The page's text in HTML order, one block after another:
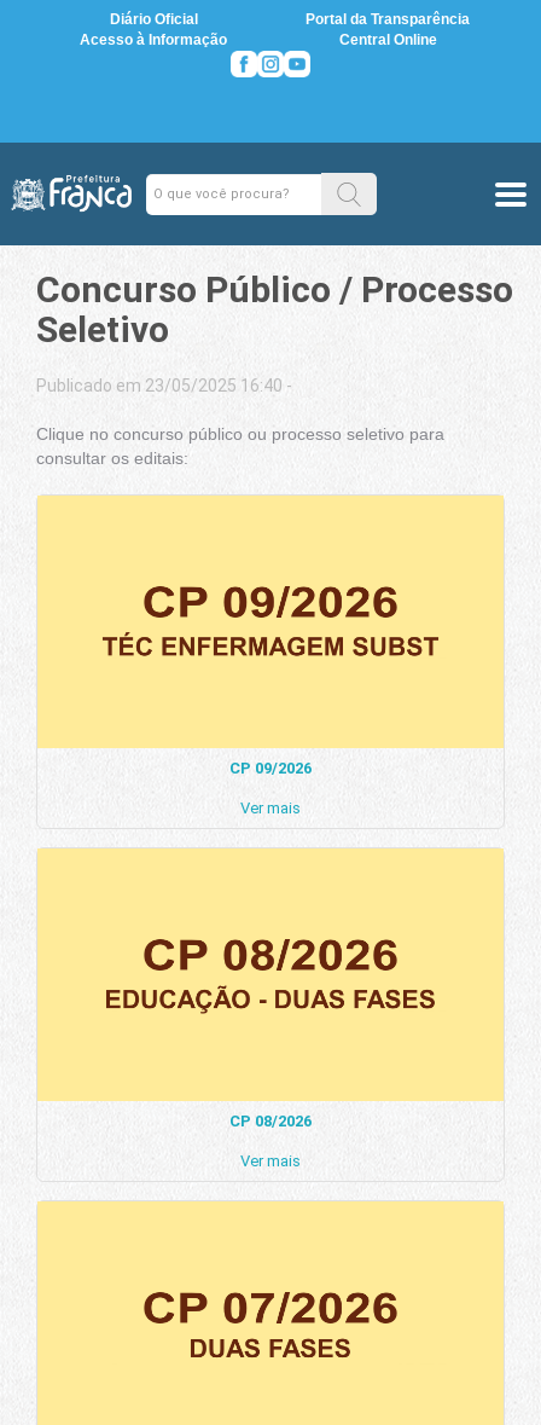
Diário Oficial
Portal da Transparência
Acesso à Informação
Central Online
Concurso Público / Processo
Seletivo
Publicado em 23/05/2025 16:40 -
Clique no concurso público ou processo seletivo para
consultar os editais:
CP 09/2026
Ver mais
CP 08/2026
Ver mais